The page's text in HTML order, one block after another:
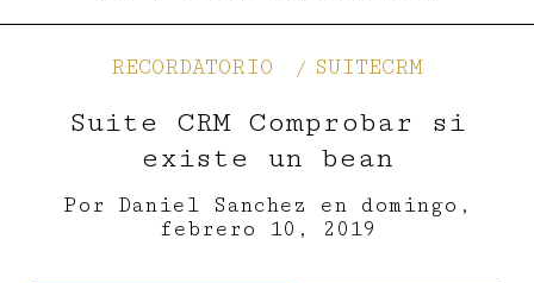
RECORDATORIO SUITECRM
Suite CRM Comprobar si
existe un bean
Por Daniel Sanchez en
domingo,
febrero 10, 2019